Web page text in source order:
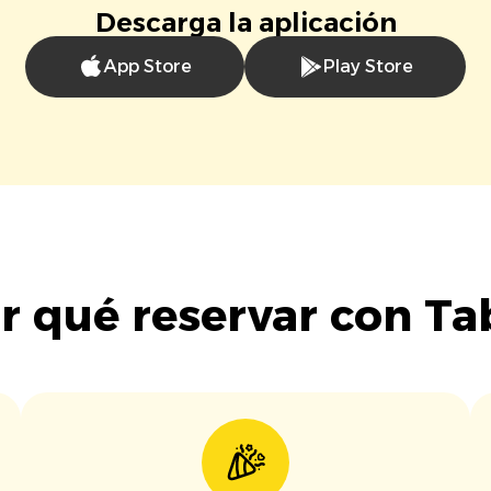
Descarga la aplicación
App Store Play Store
qué reservar con